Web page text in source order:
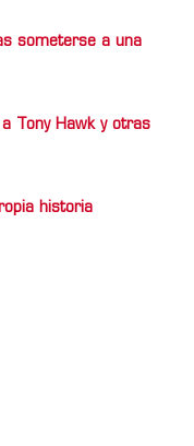
someterse a una
Tony Hawk y otras
historia